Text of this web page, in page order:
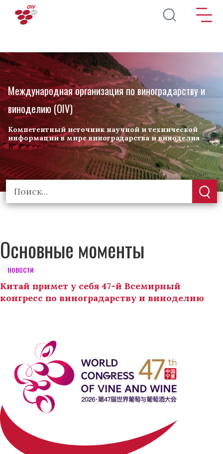
Перейти к основному содержанию
Международная организация по виноградарству и
виноделию (OIV)
Компетентный источник научной и технической
информации в мире виноградарства и виноделия
Основные моменты
НОВОСТИ
Китай примет у себя 47-й Всемирный
конгресс по виноградарству и виноделию